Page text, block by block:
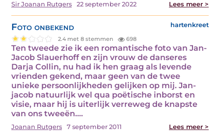
Sir Joanan Rutgers 22 september 2022 Lees meer >
Foto onbekend hartenkreet
2.4 met 8 stemmen 698
Ten tweede zie ik een romantische foto van Jan-
Jacob Slauerhoff en zijn vrouw de danseres
Darja Collin, nu had ik hen graag als levende
vrienden gekend, maar geen van de twee
unieke persoonlijkheden gelijken op mij. Jan-
jacob natuurlijk wel qua poëtische inborst en
visie, maar hij is uiterlijk verreweg de knapste
van ons tweeën.…
Joanan Rutgers 7 september 2011 Lees meer >